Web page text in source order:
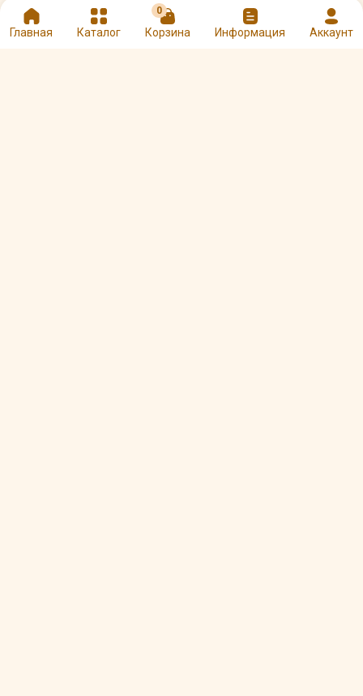
Главная Каталог
0
Корзина Информация Аккаунт
Оценка:
★★ ☆